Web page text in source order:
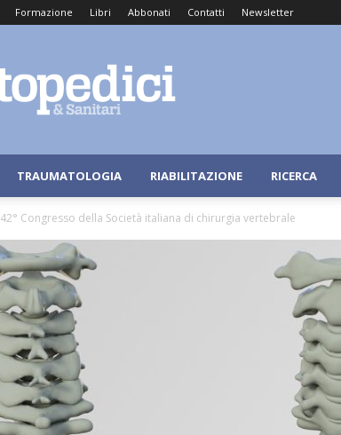
Formazione Libri Abbonati Contatti Newsletter
TRAUMATOLOGIA RIABILITAZIONE RICERCA
42° Congresso della Società italiana di chirurgia vertebrale